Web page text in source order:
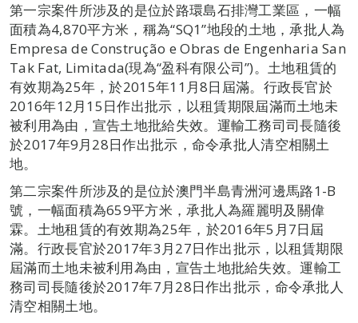
第一宗案件所涉及的是位於路環島石排灣工業區，一幅
面積為4,870平方米，稱為“SQ1”地段的土地，承批人為
Empresa de Construção e Obras de Engenharia San
Tak Fat, Limitada(現為“盈科有限公司”)。土地租賃的
有效期為25年，於2015年11月8日屆滿。行政長官於
2016年12月15日作出批示，以租賃期限屆滿而土地未
被利用為由，宣告土地批給失效。運輸工務司司長隨後
於2017年9月28日作出批示，命令承批人清空相關土
地。
第二宗案件所涉及的是位於澳門半島青洲河邊馬路1-B
號，一幅面積為659平方米，承批人為羅麗明及關偉
霖。土地租賃的有效期為25年，於2016年5月7日屆
滿。行政長官於2017年3月27日作出批示，以租賃期限
屆滿而土地未被利用為由，宣告土地批給失效。運輸工
務司司長隨後於2017年7月28日作出批示，命令承批人
清空相關土地。